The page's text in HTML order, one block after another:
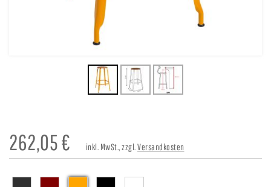
262,05€ inkl. MwSt., zzgl.Versandkosten